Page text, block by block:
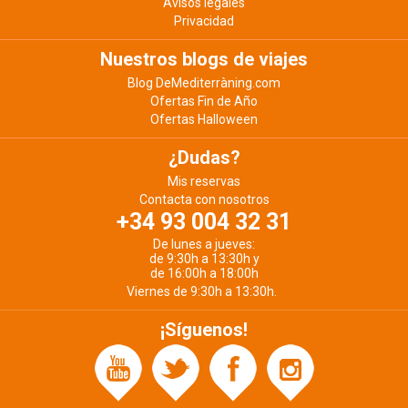
Avisos legales
Privacidad
Nuestros blogs de viajes
Blog DeMediterràning.com
Ofertas Fin de Año
Ofertas Halloween
¿Dudas?
Mis reservas
Contacta con nosotros
+34 93 004 32 31
De lunes a jueves:
de 9:30h a 13:30h y
de 16:00h a 18:00h
Viernes de 9:30h a 13:30h.
¡Síguenos!